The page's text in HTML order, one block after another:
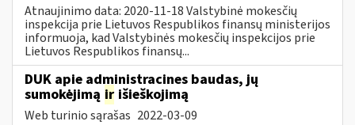
Atnaujinimo data: 2020-11-18 Valstybinė mokesčių
inspekcija prie Lietuvos Respublikos finansų ministerijos
informuoja, kad Valstybinės mokesčių inspekcijos prie
Lietuvos Respublikos finansų...
DUK apie administracines baudas, jų
sumokėjimą ir išieškojimą
Web turinio sąrašas 2022-03-09